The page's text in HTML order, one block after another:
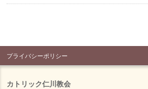
プライバシーポリシー
カトリック仁川教会